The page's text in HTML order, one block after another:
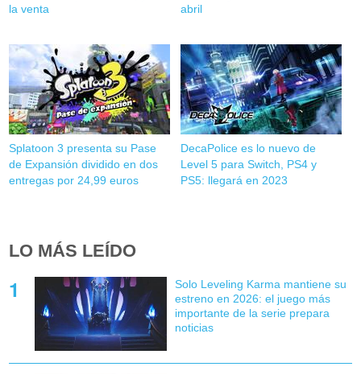
la venta
abril
Splatoon 3 presenta su Pase
de Expansión dividido en dos
entregas por 24,99 euros
DecaPolice es lo nuevo de
Level 5 para Switch, PS4 y
PS5: llegará en 2023
LO MÁS LEÍDO
Solo Leveling Karma mantiene su
estreno en 2026: el juego más
importante de la serie prepara
noticias